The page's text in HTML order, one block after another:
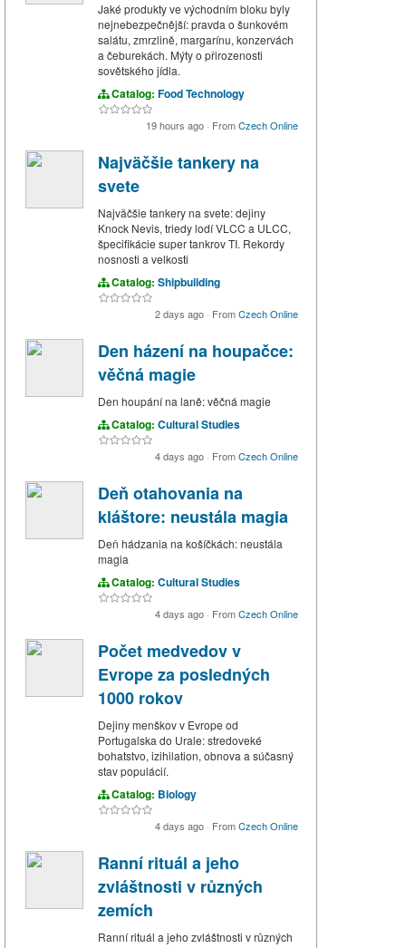
Jaké produkty ve východním bloku byly
nejnebezpečnější: pravda o šunkovém
salátu, zmrzlině, margarínu, konzervách
a čeburekách. Mýty o přirozenosti
sovětského jídla.
Catalog: Food Technology
19 hours ago · FromCzech Online
Najväčšie tankery na
svete
Najväčšie tankery na svete: dejiny
Knock Nevis, triedy lodí VLCC a ULCC,
špecifikácie super tankrov TI. Rekordy
nosnosti a velkosti
Catalog: Shipbuilding
2 days ago · FromCzech Online
Den házení na houpačce:
věčná magie
Den houpání na laně: věčná magie
Catalog: Cultural Studies
4 days ago · FromCzech Online
Deň otahovania na
kláštore: neustála magia
Deň hádzania na košíčkách: neustála
magia
Catalog: Cultural Studies
4 days ago · FromCzech Online
Počet medvedov v
Evrope za posledných
1000 rokov
Dejiny menškov v Evrope od
Portugalska do Urale: stredoveké
bohatstvo, izihilation, obnova a súčasný
stav populácií.
Catalog: Biology
4 days ago · FromCzech Online
Ranní rituál a jeho
zvláštnosti v různých
zemích
Ranní rituál a jeho zvláštnosti v různých